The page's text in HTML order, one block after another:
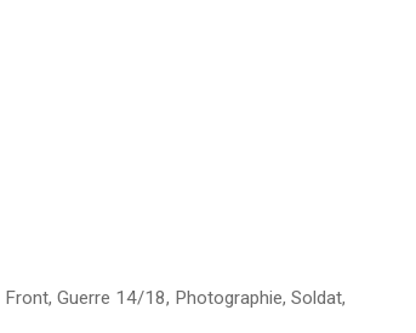
Front, Guerre 14/18, Photographie, Soldat,